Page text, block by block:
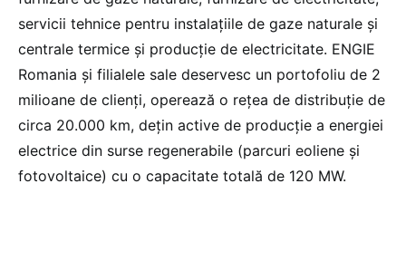
servicii tehnice pentru instalațiile de gaze naturale și
centrale termice și producție de electricitate. ENGIE
Romania și filialele sale deservesc un portofoliu de 2
milioane de clienți, operează o rețea de distribuție de
circa 20.000 km, dețin active de producție a energiei
electrice din surse regenerabile (parcuri eoliene și
fotovoltaice) cu o capacitate totală de 120 MW.